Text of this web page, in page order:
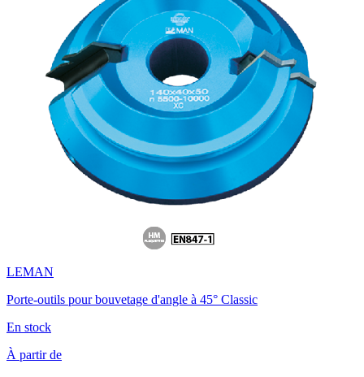
LEMAN
Porte-outils pour bouvetage d'angle à 45° Classic
En stock
À partir de